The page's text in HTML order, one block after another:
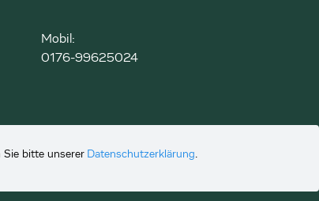
Mobil:
0176-99625024